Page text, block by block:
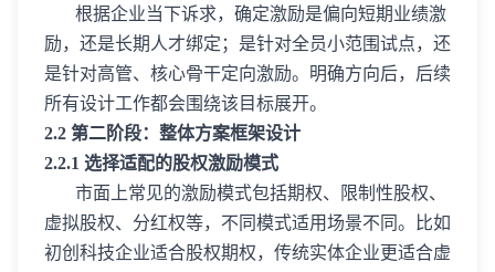
根据企业当下诉求，确定激励是偏向短期业绩激
励，还是长期人才绑定；是针对全员小范围试点，还
是针对高管、核心骨干定向激励。明确方向后，后续
所有设计工作都会围绕该目标展开。
2.2 第二阶段：整体方案框架设计
2.2.1 选择适配的股权激励模式
市面上常见的激励模式包括期权、限制性股权、
虚拟股权、分红权等，不同模式适用场景不同。比如
初创科技企业适合股权期权，传统实体企业更适合虚